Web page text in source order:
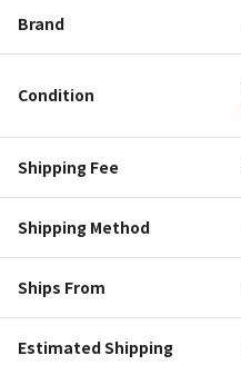
Brand
Condition
Shipping Fee
Shipping Method
Ships From
Estimated Shipping